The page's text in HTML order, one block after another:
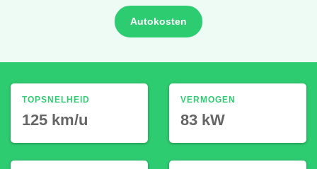
Autokosten
TOPSNELHEID
125 km/u
VERMOGEN
83 kW